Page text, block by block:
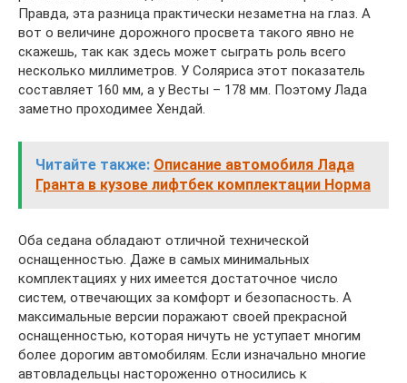
Правда, эта разница практически незаметна на глаз. А
вот о величине дорожного просвета такого явно не
скажешь, так как здесь может сыграть роль всего
несколько миллиметров. У Соляриса этот показатель
составляет 160 мм, а у Весты – 178 мм. Поэтому Лада
заметно проходимее Хендай.
Читайте также: Описание автомобиля Лада
Гранта в кузове лифтбек комплектации Норма
Оба седана обладают отличной технической
оснащенностью. Даже в самых минимальных
комплектациях у них имеется достаточное число
систем, отвечающих за комфорт и безопасность. А
максимальные версии поражают своей прекрасной
оснащенностью, которая ничуть не уступает многим
более дорогим автомобилям. Если изначально многие
автовладельцы настороженно относились к